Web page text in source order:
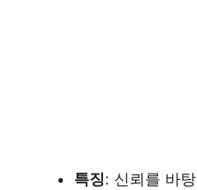
특징: 신뢰를 바